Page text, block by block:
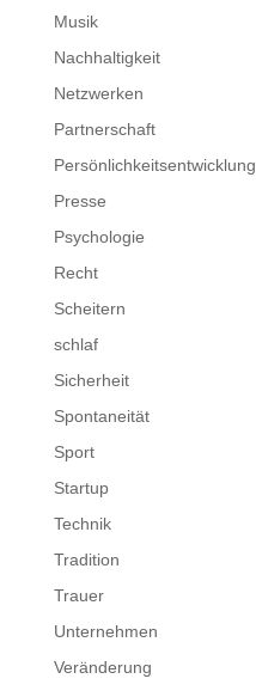
Musik
Nachhaltigkeit
Netzwerken
Partnerschaft
Persönlichkeitsentwicklung
Presse
Psychologie
Recht
Scheitern
schlaf
Sicherheit
Spontaneität
Sport
Startup
Technik
Tradition
Trauer
Unternehmen
Veränderung